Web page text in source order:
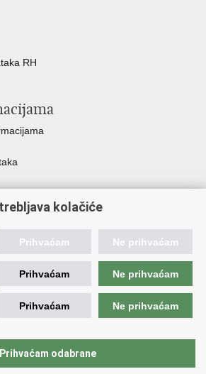
RH
poslova
istraživanja i vještačenja "Ivan
nestalih osoba
kolačiće
Prihvaćam Ne prihvaćam
Prihvaćam Ne prihvaćam
Prihvaćam Ne prihvaćam
Prihvaćam odabrane